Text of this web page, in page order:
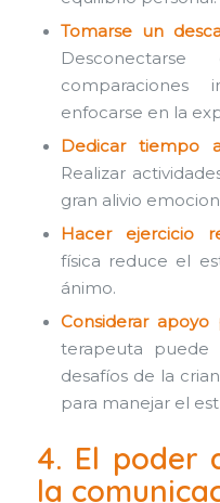
Tomarse un
comparaciones
enfocarse en la
Dedicar tiempo
Realizar
gran alivio
Hacer ejercicio
física reduce el
ánimo.
Considerar apoyo
terapeuta puede
desafíos de la
para manejar el
4. El poder
la